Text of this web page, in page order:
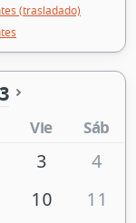
(trasladado)
Vie Sáb
3
4
10
11